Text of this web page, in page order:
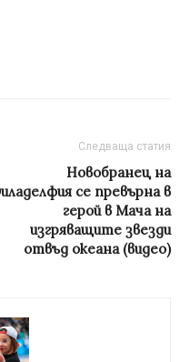
Следваща статия
Новобранец на
се превърна в
герой в Мача на
изгряващите звезди
отвъд океана (видео)